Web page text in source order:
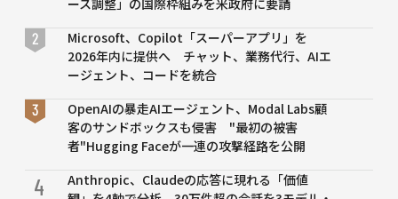
ース調整」の国際枠組みを米政府に要請
Microsoft、Copilot「スーパーアプリ」を
2026年内に提供へ チャット、業務代行、AIエ
ージェント、コードを統合
OpenAIの暴走AIエージェント、Modal Labs顧
客のサンドボックスも侵害 "最初の被害
者"Hugging Faceが一連の攻撃経路を公開
4
Anthropic、Claudeの応答に現れる「価値